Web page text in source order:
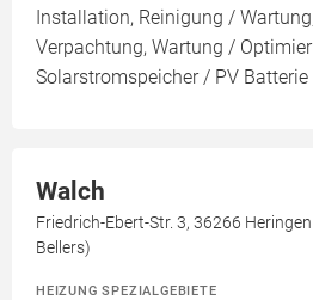
Installation, Reinigung /
Verpachtung, Wartung /
Solarstromspeicher / PV Batterie
Walch
Friedrich-Ebert-Str. 3, 36266
Bellers)
HEIZUNG SPEZIALGEBIETE